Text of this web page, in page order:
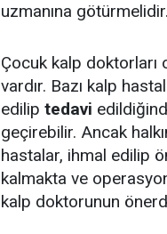
uzmanına götürmelidir.
Çocuk kalp doktorları
vardır. Bazı kalp
edilip tedavi
geçirebilir. Ancak
hastalar, ihmal edilip
kalmakta ve
kalp doktorunun